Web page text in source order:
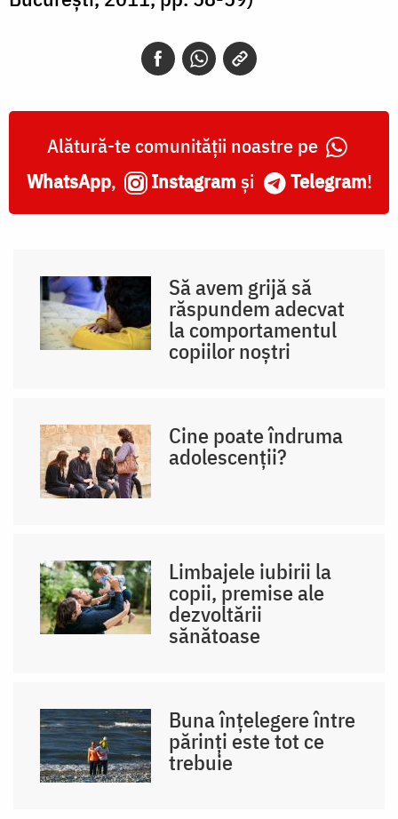
Alătură-te comunității noastre pe
WhatsApp, Instagram și Telegram!
Să avem grijă să
răspundem adecvat
la comportamentul
copiilor noștri
Cine poate îndruma
adolescenții?
Limbajele iubirii la
copii, premise ale
dezvoltării
sănătoase
Buna înțelegere între
părinți este tot ce
trebuie